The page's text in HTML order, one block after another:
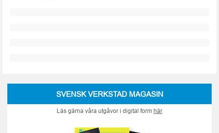
SVENSK VERKSTAD MAGASIN
Läs gärna våra utgåvor i digital form här